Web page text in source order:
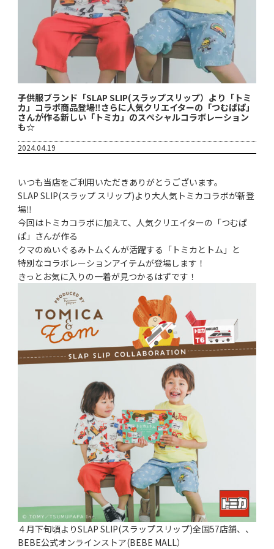
子供服ブランド「SLAP SLIP(スラップスリップ）より「トミ
カ」コラボ商品登場‼さらに人気クリエイターの「つむぱぱ」
さんが作る新しい「トミカ」のスぺシャルコラボレーション
も☆
2024.04.19
いつも当店をご利用いただきありがとうございます。
SLAP SLIP(スラップ スリップ)より大人気トミカコラボが新登
場‼
今回はトミカコラボに加えて、人気クリエイターの「つむぱ
ぱ」さんが作る
クマのぬいぐるみトムくんが活躍する「トミカとトム」と
特別なコラボレーションアイテムが登場します！
きっとお気に入りの一着が見つかるはずです！
４月下旬頃よりSLAP SLIP(スラップスリップ)全国57店舗、、
BEBE公式オンラインストア(BEBE MALL）